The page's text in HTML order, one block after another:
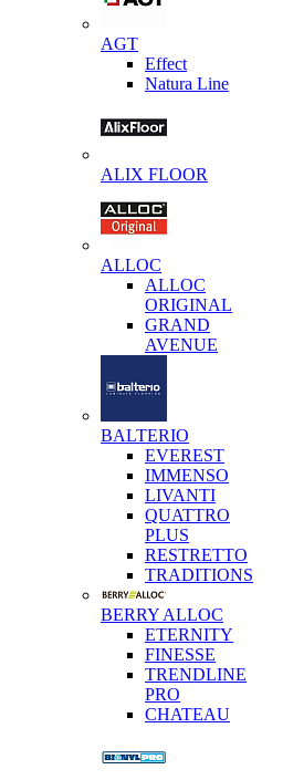
AGT
Effect
Natura Line
ALIX FLOOR
ALLOC
ALLOC
ORIGINAL
GRAND
AVENUE
BALTERIO
EVEREST
IMMENSO
LIVANTI
QUATTRO
PLUS
RESTRETTO
TRADITIONS
BERRY ALLOC
ETERNITY
FINESSE
TRENDLINE
PRO
CHATEAU